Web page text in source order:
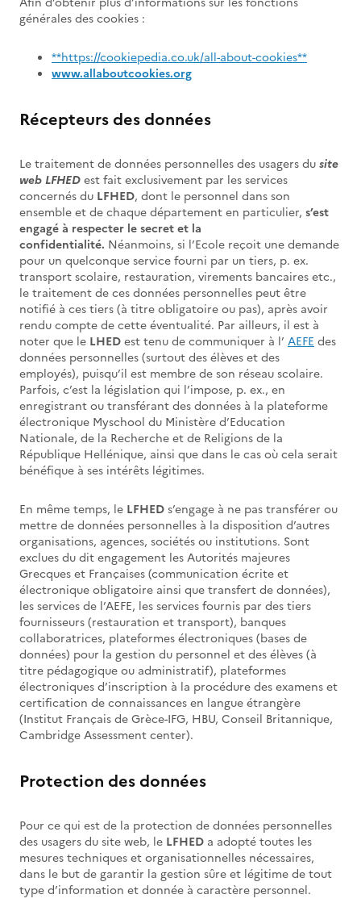
générales des cookies :
**https://cookiepedia.co.uk/all-about-cookies**
www.allaboutcookies.org
Récepteurs des données
Le traitement de données personnelles des usagers du site
web LFHED est fait exclusivement par les services
concernés du LFHED, dont le personnel dans son
ensemble et de chaque département en particulier, s’est
engagé à respecter le secret et la
confidentialité. Néanmoins, si l’Ecole reçoit une demande
pour un quelconque service fourni par un tiers, p. ex.
transport scolaire, restauration, virements bancaires etc.,
le traitement de ces données personnelles peut être
notifié à ces tiers (à titre obligatoire ou pas), après avoir
rendu compte de cette éventualité. Par ailleurs, il est à
noter que le LHED est tenu de communiquer à l’ AEFE des
données personnelles (surtout des élèves et des
employés), puisqu’il est membre de son réseau scolaire.
Parfois, c’est la législation qui l’impose, p. ex., en
enregistrant ou transférant des données à la plateforme
électronique Myschool du Ministère d’Education
Nationale, de la Recherche et de Religions de la
République Hellénique, ainsi que dans le cas où cela serait
bénéfique à ses intérêts légitimes.
En même temps, le LFHED s’engage à ne pas transférer ou
mettre de données personnelles à la disposition d’autres
organisations, agences, sociétés ou institutions. Sont
exclues du dit engagement les Autorités majeures
Grecques et Françaises (communication écrite et
électronique obligatoire ainsi que transfert de données),
les services de l’AEFE, les services fournis par des tiers
fournisseurs (restauration et transport), banques
collaboratrices, plateformes électroniques (bases de
données) pour la gestion du personnel et des élèves (à
titre pédagogique ou administratif), plateformes
électroniques d’inscription à la procédure des examens et
certification de connaissances en langue étrangère
(Institut Français de Grèce-IFG, HBU, Conseil Britannique,
Cambridge Assessment center).
Protection des données
Pour ce qui est de la protection de données personnelles
des usagers du site web, le LFHED a adopté toutes les
mesures techniques et organisationnelles nécessaires,
dans le but de garantir la gestion sûre et légitime de tout
type d’information et donnée à caractère personnel.